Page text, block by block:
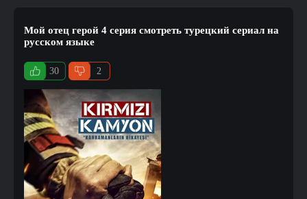
Мой отец герой 4 серия смотреть турецкий сериал на
русском языке
30 2